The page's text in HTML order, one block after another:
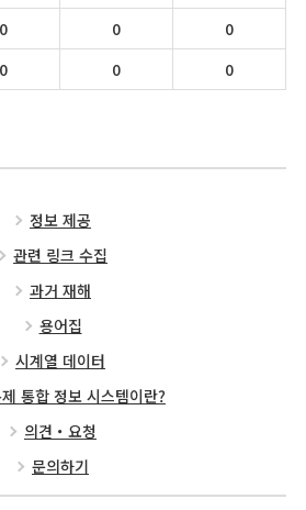
0 0
0
0 0 0
정보 제공
관련 링크 수집
과거 재해
용어집
시계열 데이터
통합 정보 시스템이란?
의견・요청
문의하기